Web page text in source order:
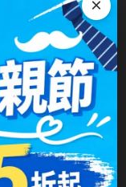
化,減少重量負擔
配戴有型潮流感
.釣魚.騎車.開
光保護更全面，
×